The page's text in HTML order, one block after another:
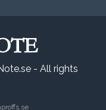
- All rights